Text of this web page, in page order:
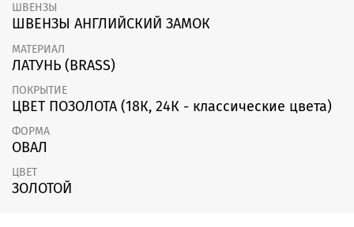
ШВЕНЗЫ
ШВЕНЗЫ АНГЛИЙСКИЙ ЗАМОК
МАТЕРИАЛ
ЛАТУНЬ (BRASS)
ПОКРЫТИЕ
ЦВЕТ ПОЗОЛОТА (18К, 24К - классические цвета)
ФОРМА
ОВАЛ
ЦВЕТ
ЗОЛОТОЙ